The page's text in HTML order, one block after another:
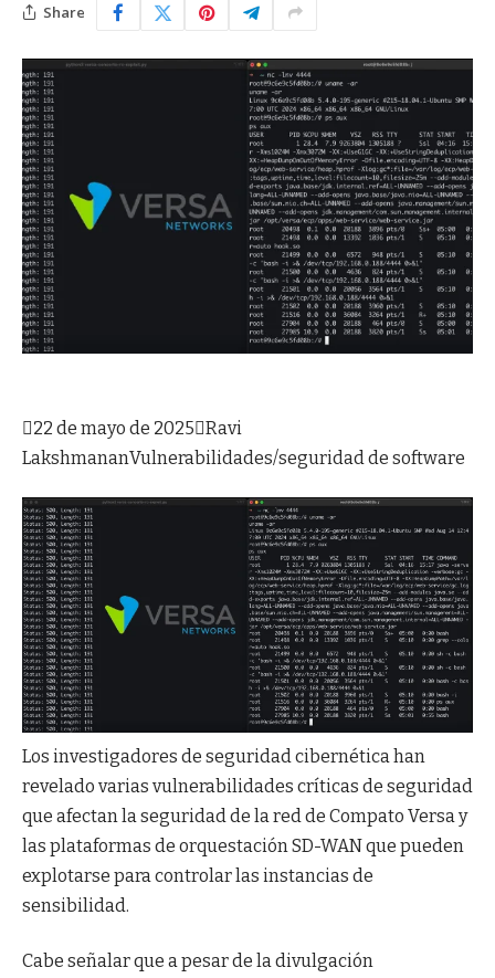
Share
22 de mayo de 2025Ravi
LakshmananVulnerabilidades/seguridad de software
Los investigadores de seguridad cibernética han
revelado varias vulnerabilidades críticas de seguridad
que afectan la seguridad de la red de Compato Versa y
las plataformas de orquestación SD-WAN que pueden
explotarse para controlar las instancias de
sensibilidad.
Cabe señalar que a pesar de la divulgación